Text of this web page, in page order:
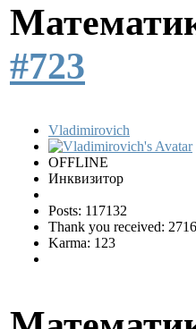
#723
Vladimirovich
OFFLINE
Инквизитор
Posts: 117132
Thank you received: 2716
Karma: 123